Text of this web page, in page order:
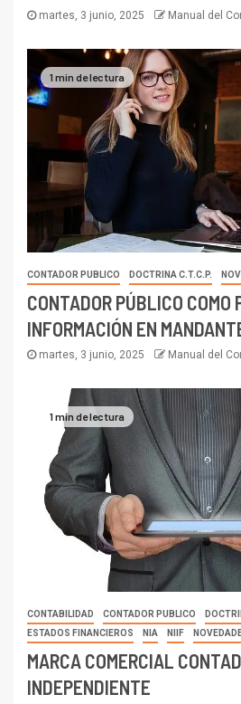
martes, 3 junio, 2025 Manual del
1 min de lectura
CONTADOR PUBLICO DOCTRINA C.T.C.P.
CONTADOR PÚBLICO COMO
INFORMACIÓN EN
martes, 3 junio, 2025 Manual del
1 min de lectura
CONTABILIDAD CONTADOR PUBLICO
ESTADOS FINANCIEROS
NIA NIIF
MARCA COMERCIAL
INDEPENDIENTE